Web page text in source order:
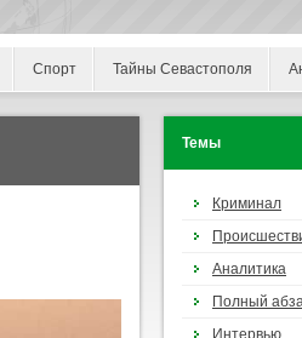
Спорт Тайны Севастополя
Темы
Криминал
Аналитика
Полный
Интервью